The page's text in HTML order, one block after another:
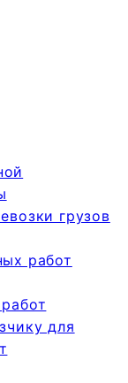
грузов
работ
для